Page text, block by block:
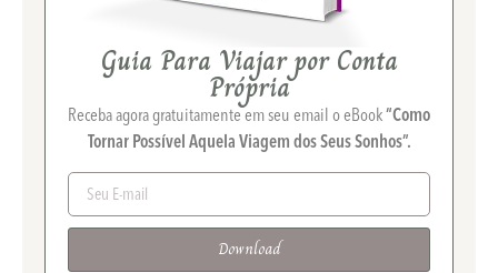
Guia Para Viajar por Conta
Própria
Receba agora gratuitamente em seu email o eBook“Como
Tornar Possível Aquela Viagem dos Seus Sonhos”.
Download